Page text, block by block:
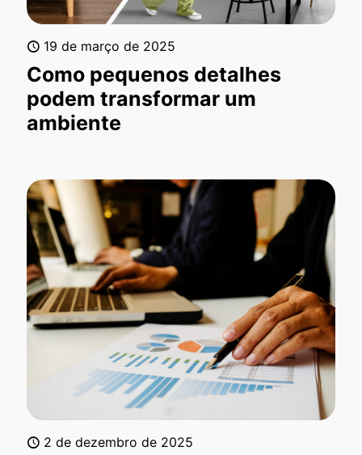
19 de março de 2025
Como pequenos detalhes
podem transformar um
ambiente
2 de dezembro de 2025